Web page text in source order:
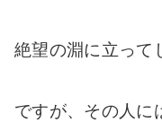
絶望の淵に立って
ですが、その人に